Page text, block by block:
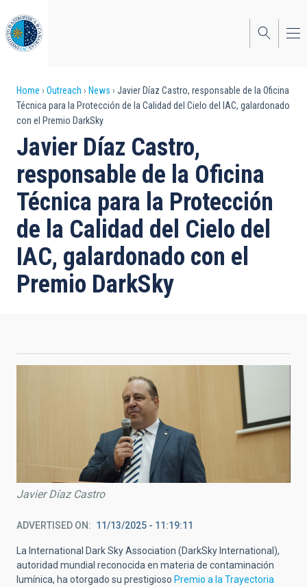
to
main
content
Breadcrumb
Home Outreach News
Javier Díaz Castro, responsable de la Oficina
Técnica para la Protección de la Calidad del Cielo del IAC, galardonado
con el Premio DarkSky
Javier Díaz Castro,
responsable de la Oficina
Técnica para la Protección
de la Calidad del Cielo del
IAC, galardonado con el
Premio DarkSky
Javier Díaz Castro
ADVERTISED ON 11/13/2025 - 11:19:11
La International Dark Sky Association (DarkSky International),
autoridad mundial reconocida en materia de contaminación
lumínica, ha otorgado su prestigioso Premio a la Trayectoria